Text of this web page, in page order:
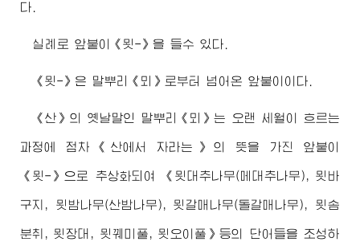
다.
실례로 앞붙이《묏-》을 들수 있다.
《묏-》은 말뿌리《뫼》로부터 넘어온 앞붙이이다.
《산》의 옛날말인 말뿌리《뫼》는 오랜 세월이 흐르는
과정에 점차《산에서 자라는》의 뜻을 가진 앞붙이
《묏-》으로 추상화되여 《묏대추나무(메대추나무), 묏바
구지, 묏밤나무(산밤나무), 묏갈매나무(돌갈매나무), 묏솜
분취, 묏장대, 묏꿰미풀, 묏오이풀》등의 단어들을 조성하